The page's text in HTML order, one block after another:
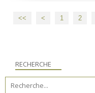
<< < 1 2
RECHERCHE